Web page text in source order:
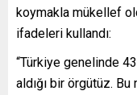
koymakla mükellef
ifadeleri kullandı:
“Türkiye genelinde
aldığı bir örgütüz.